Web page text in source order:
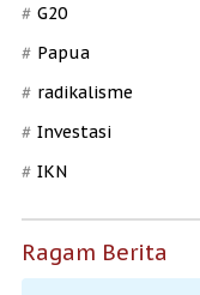
G20
Papua
radikalisme
Investasi
IKN
Ragam Berita